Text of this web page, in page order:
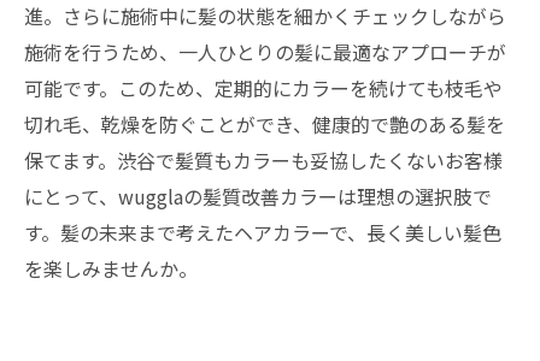
進。さらに施術中に髪の状態を細かくチェックしながら
施術を行うため、一人ひとりの髪に最適なアプローチが
可能です。このため、定期的にカラーを続けても枝毛や
切れ毛、乾燥を防ぐことができ、健康的で艶のある髪を
保てます。渋谷で髪質もカラーも妥協したくないお客様
にとって、wugglaの髪質改善カラーは理想の選択肢で
す。髪の未来まで考えたヘアカラーで、長く美しい髪色
を楽しみませんか。